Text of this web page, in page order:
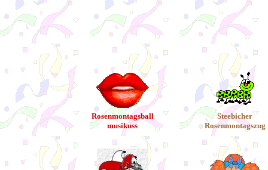
Rosenmontagsball
musikuss
Steebicher
Rosenmontagszug